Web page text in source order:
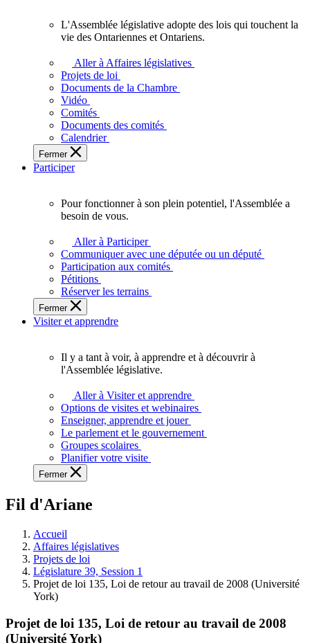
l'Ontario.
L'Assemblée
adopte
touchent
des
Ontariennes
et
L'Assemblée législative adopte des lois qui touchent la
vie des Ontariennes et Ontariens.
Aller à Affaires législatives
Projets de loi
Documents de la Chambre
Vidéo
Comités
Documents des comités
Calendrier
Fermer
Participer
plein
potentiel,
l'Assemblée
a
besoin
de
Pour fonctionner à son plein potentiel, l'Assemblée a
besoin de vous.
Aller à Participer
Communiquer avec une députée ou un député
Participation aux comités
Pétitions
Réserver les terrains
Fermer
Visiter et apprendre
voir,
apprendre
et
à
à
législative.
Il y a tant à voir, à apprendre et à découvrir à
l'Assemblée législative.
Aller à Visiter et apprendre
Options de visites et webinaires
Enseigner, apprendre et jouer
Le parlement et le gouvernement
Groupes scolaires
Planifier votre visite
Fermer
Fil d'Ariane
Accueil
Affaires législatives
Projets de loi
Législature 39, Session 1
Projet de loi 135, Loi de retour au travail de 2008 (Université
York)
Projet de loi 135, Loi de retour au travail de 2008
(Université York)